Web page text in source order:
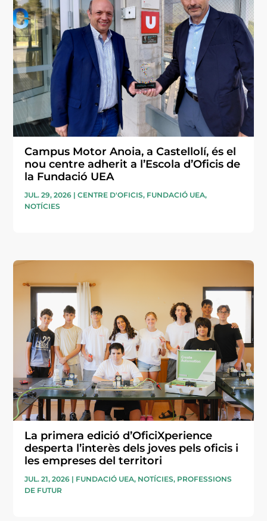
Campus Motor Anoia, a Castellolí, és el
nou centre adherit a l’Escola d’Oficis de
la Fundació UEA
JUL. 29, 2026 |CENTRE D'OFICIS, FUNDACIÓ UEA,
NOTÍCIES
La primera edició d’OficiXperience
desperta l’interès dels joves pels oficis i
les empreses del territori
JUL. 21, 2026 | FUNDACIÓ UEA, NOTÍCIES, PROFESSIONS
DE FUTUR